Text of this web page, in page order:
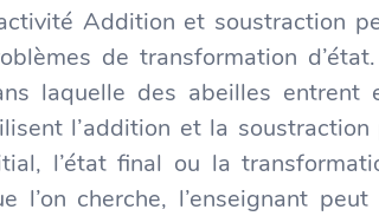
Addition et soustraction
de transformation
laquelle des abeilles entrent
l’addition et la soustraction
l’état final ou la
l’on cherche, l’enseignant